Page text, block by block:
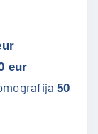
eur
50